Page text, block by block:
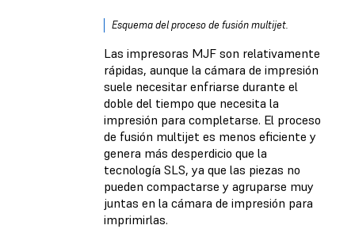
Esquema del proceso de fusión multijet.
Las impresoras MJF son relativamente
rápidas, aunque la cámara de impresión
suele necesitar enfriarse durante el
doble del tiempo que necesita la
impresión para completarse. El proceso
de fusión multijet es menos eficiente y
genera más desperdicio que la
tecnología SLS, ya que las piezas no
pueden compactarse y agruparse muy
juntas en la cámara de impresión para
imprimirlas.